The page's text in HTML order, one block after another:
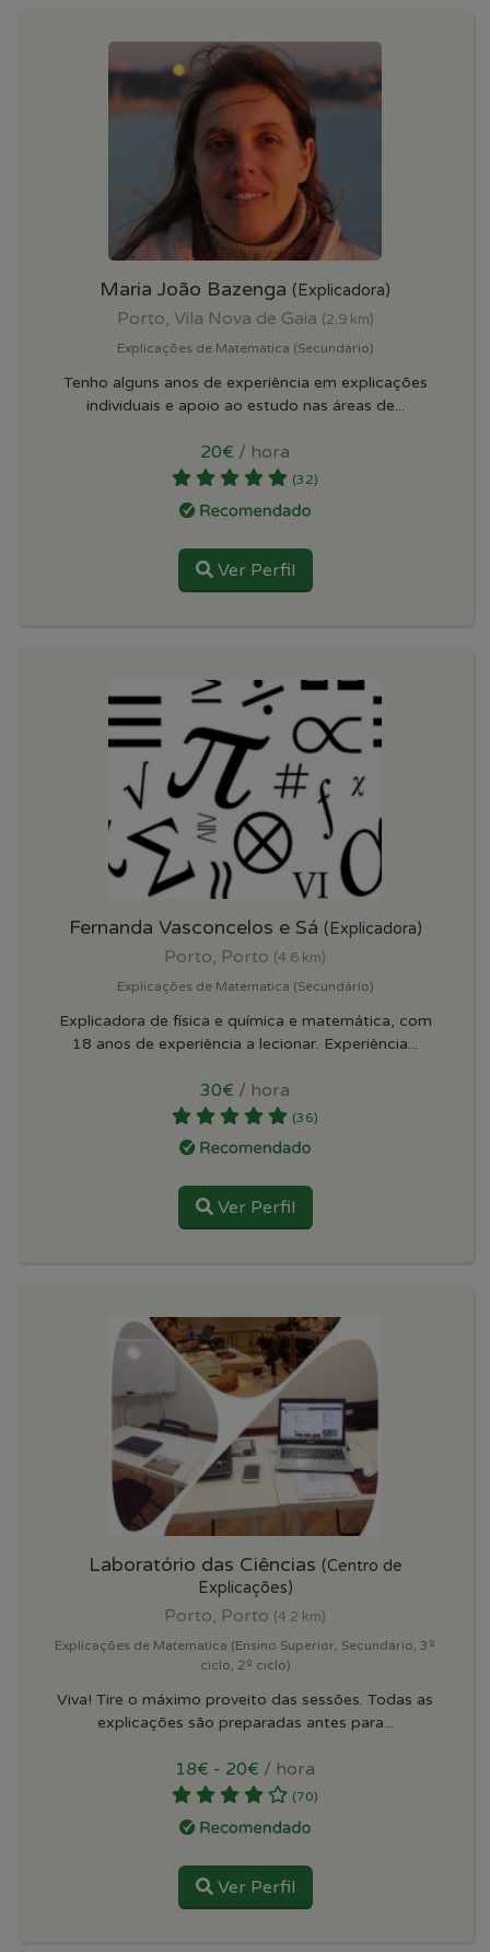
Maria João Bazenga (Explicadora)
Porto, Vila Nova de Gaia (2.9 km)
Explicações de Matematica (Secundário)
Tenho alguns anos de experiência em explicações
individuais e apoio ao estudo nas áreas de...
20€ / hora
(32)
Ver Perfil
Fernanda Vasconcelos e Sá (Explicadora)
Porto, Porto (4.6 km)
Explicações de Matematica (Secundário)
Explicadora de física e química e matemática, com
18 anos de experiência a lecionar. Experiência...
30€ / hora
(36)
Ver Perfil
Laboratório das Ciências (Centro de
Explicações)
Porto, Porto (4.2 km)
Explicações de Matematica (Ensino Superior, Secundário, 3º
ciclo, 2º ciclo)
Viva! Tire o máximo proveito das sessões. Todas as
explicações são preparadas antes para...
18€ - 20€ / hora
(70)
Ver Perfil